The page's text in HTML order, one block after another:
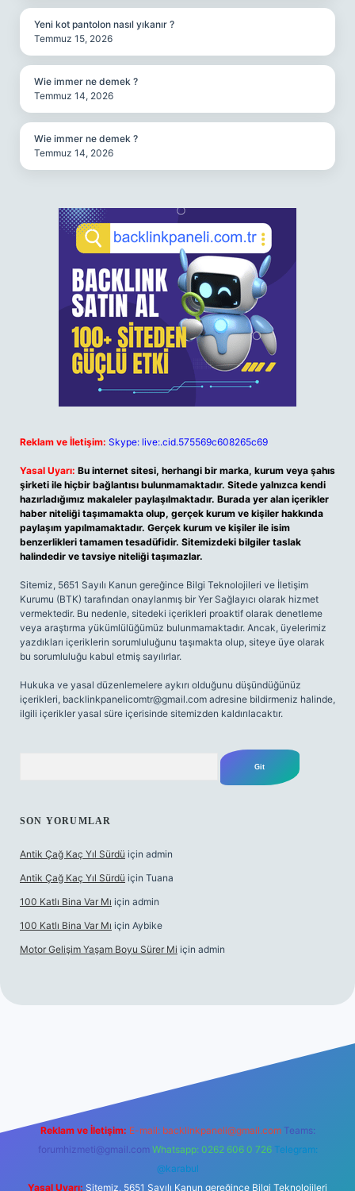
Yeni kot pantolon nasıl yıkanır ?
Temmuz 15, 2026
Wie immer ne demek ?
Temmuz 14, 2026
Wie immer ne demek ?
Temmuz 14, 2026
Reklam ve İletişim: Skype: live:.cid.575569c608265c69
Yasal Uyarı: Bu internet sitesi, herhangi bir marka, kurum veya şahıs
şirketi ile hiçbir bağlantısı bulunmamaktadır. Sitede yalnızca kendi
hazırladığımız makaleler paylaşılmaktadır. Burada yer alan içerikler
haber niteliği taşımamakta olup, gerçek kurum ve kişiler hakkında
paylaşım yapılmamaktadır. Gerçek kurum ve kişiler ile isim
benzerlikleri tamamen tesadüfidir. Sitemizdeki bilgiler taslak
halindedir ve tavsiye niteliği taşımazlar.
Sitemiz, 5651 Sayılı Kanun gereğince Bilgi Teknolojileri ve İletişim
Kurumu (BTK) tarafından onaylanmış bir Yer Sağlayıcı olarak hizmet
vermektedir. Bu nedenle, sitedeki içerikleri proaktif olarak denetleme
veya araştırma yükümlülüğümüz bulunmamaktadır. Ancak, üyelerimiz
yazdıkları içeriklerin sorumluluğunu taşımakta olup, siteye üye olarak
bu sorumluluğu kabul etmiş sayılırlar.
Hukuka ve yasal düzenlemelere aykırı olduğunu düşündüğünüz
içerikleri, backlinkpanelicomtr@gmail.com adresine bildirmeniz halinde,
ilgili içerikler yasal süre içerisinde sitemizden kaldırılacaktır.
SON YORUMLAR
Antik Çağ Kaç Yıl Sürdü için admin
Antik Çağ Kaç Yıl Sürdü için Tuana
100 Katlı Bina Var Mı için admin
100 Katlı Bina Var Mı için Aybike
Motor Gelişim Yaşam Boyu Sürer Mi için admin
Reklam ve İletişim: E-mail: backlinkpaneli@gmail.com Teams:
forumhizmeti@gmail.com Whatsapp: 0262 606 0 726 Telegram:
@karabul
Yasal Uyarı: Sitemiz, 5651 Sayılı Kanun gereğince Bilgi Teknolojileri